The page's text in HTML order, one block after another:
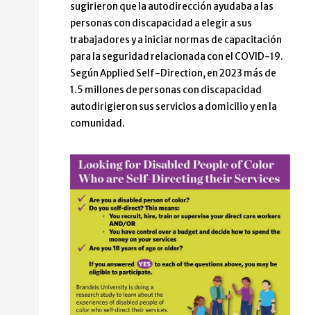
sugirieron que la autodirección ayudaba a las
personas con discapacidad a elegir a sus
trabajadores y a iniciar normas de capacitación
para la seguridad relacionada con el COVID-19.
Según Applied Self-Direction, en 2023 más de
1.5 millones de personas con discapacidad
autodirigieron sus servicios a domicilio y en la
comunidad.